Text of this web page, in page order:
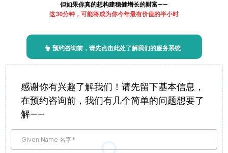
但如果你真的想构建稳健增长的财富——
这30分钟，可能将成为你今年最有价值的半小时
预约咨询前，请先点击此处了解我们的服务系统
感谢你有兴趣了解我们！请先留下基本信息，
在预约咨询前，我们有几个简单的问题想要了
解——